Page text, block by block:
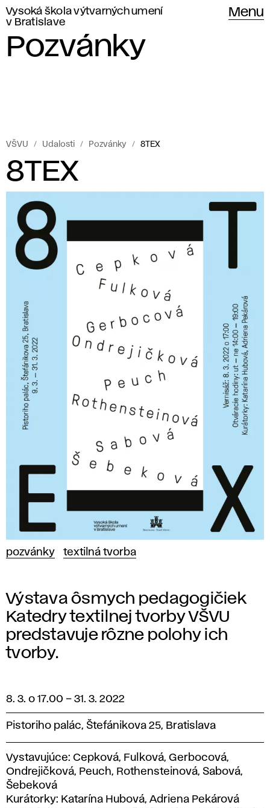
Vysoká škola výtvarných umení
v Bratislave
Menu
Pozvánky
VŠVU Udalosti Pozvánky 8TEX
8TEX
pozvánky textilná tvorba
Výstava ôsmych pedagogičiek
Katedry textilnej tvorby VŠVU
predstavuje rôzne polohy ich
tvorby.
8. 3. o 17.00 – 31. 3. 2022
Pistoriho palác, Štefánikova 25, Bratislava
Vystavujúce: Cepková, Fulková, Gerbocová,
Ondrejičková, Peuch, Rothensteinová, Sabová,
Šebeková
Kurátorky: Katarína Hubová, Adriena Pekárová